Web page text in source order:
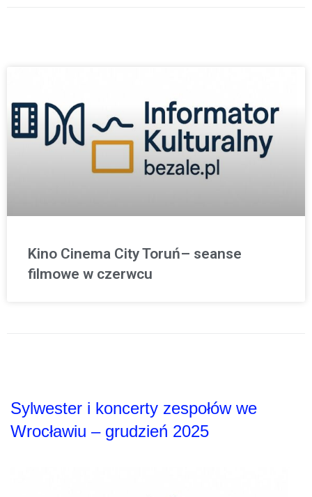
Kino Cinema City Toruń– seanse
filmowe w czerwcu
Sylwester i koncerty zespołów we
Wrocławiu – grudzień 2025